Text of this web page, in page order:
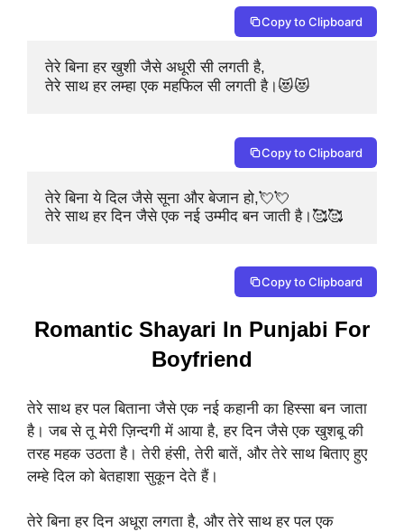
Copy to Clipboard
तेरे बिना हर खुशी जैसे अधूरी सी लगती है,
तेरे साथ हर लम्हा एक महफिल सी लगती है।😻😻
Copy to Clipboard
तेरे बिना ये दिल जैसे सूना और बेजान हो,💘💘
तेरे साथ हर दिन जैसे एक नई उम्मीद बन जाती है।🥰🥰
Copy to Clipboard
Romantic Shayari In Punjabi For
Boyfriend
तेरे साथ हर पल बिताना जैसे एक नई कहानी का हिस्सा बन जाता
है। जब से तू मेरी ज़िन्दगी में आया है, हर दिन जैसे एक खुशबू की
तरह महक उठता है। तेरी हंसी, तेरी बातें, और तेरे साथ बिताए हुए
लम्हे दिल को बेतहाशा सुकून देते हैं।
तेरे बिना हर दिन अधूरा लगता है, और तेरे साथ हर पल एक